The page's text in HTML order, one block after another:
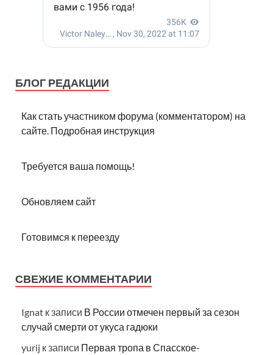
БЛОГ РЕДАКЦИИ
Как стать участником форума (комментатором) на
сайте. Подробная инструкция
Требуется ваша помощь!
Обновляем сайт
Готовимся к переезду
СВЕЖИЕ КОММЕНТАРИИ
Ignat к записи В России отмечен первый за сезон
случай смерти от укуса гадюки
yurij к записи Первая тропа в Спасское-